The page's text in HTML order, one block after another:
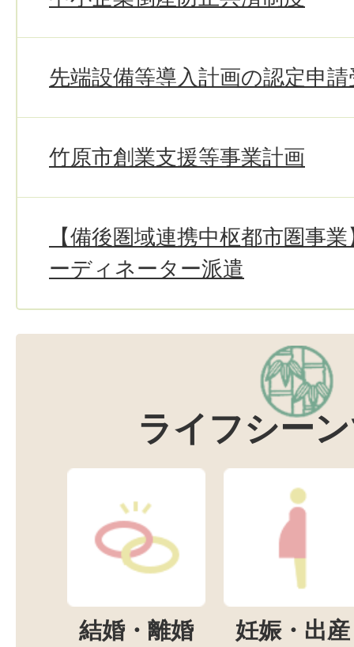
先端設備等導入計画の認定申
竹原市創業支援等事業計画
【備後圏域連携中枢都市圏事
ーディネーター派遣
ライフシー
結婚・離婚 妊娠・出産